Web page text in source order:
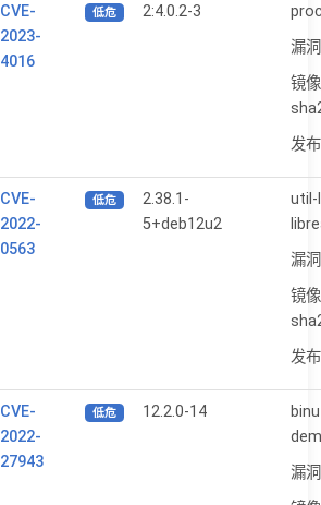
CVE-
2023-
4016
低危 2:4.0.2-3
漏
镜
发
CVE-
2022-
0563
低危
2.38.1-
5+deb12u2
util-
漏
镜
发
CVE-
2022-
27943
低危 12.2.0-14
漏